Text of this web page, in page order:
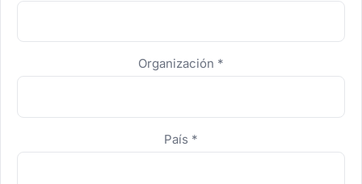
Organización *
País *